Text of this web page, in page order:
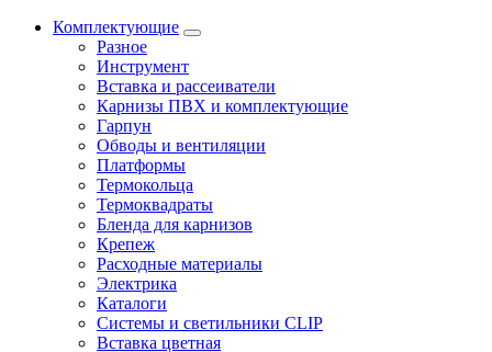
Комплектующие
Разное
Инструмент
Вставка и рассеиватели
Карнизы ПВХ и комплектующие
Гарпун
Обводы и вентиляции
Платформы
Термокольца
Термоквадраты
Бленда для карнизов
Крепеж
Расходные материалы
Электрика
Каталоги
Системы и светильники CLIP
Вставка цветная